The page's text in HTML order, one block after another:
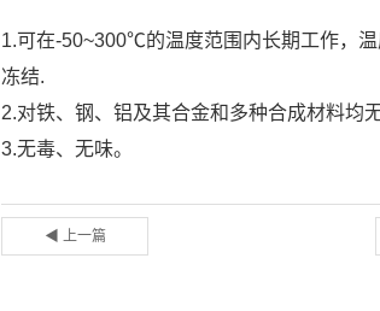
1.可在-50~300℃的温度范围内长期工作，
冻结.
2.对铁、钢、铝及其合金和多种合成材料均
3.无毒、无味。
◀ 上一篇